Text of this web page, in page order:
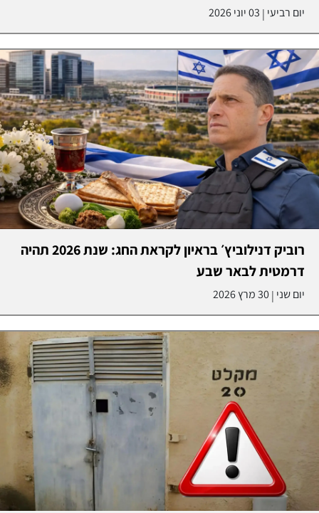
יום רביעי | 03 יוני 2026
רוביק דנילוביץ׳ בראיון לקראת החג: שנת 2026 תהיה
דרמטית לבאר שבע
יום שני |30 מרץ 2026